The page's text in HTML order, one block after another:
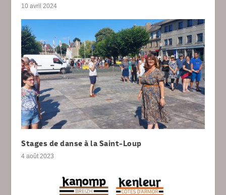
10 avril 2024
Stages de danse à la Saint-Loup
4 août 2023